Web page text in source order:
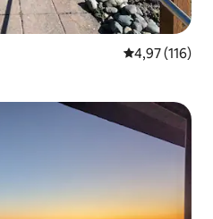
4,97 av 5 i
4,97 (116)